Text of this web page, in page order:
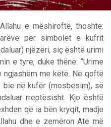
e mëshiroftë, thoshte:
për simbolet e kufrit
njëzëri, siç është urimi
e tyre, duke thënë: “Urime
ngjashëm me këtë. Në qoftë
në kufër (mosbesim), së
rreptësisht. Kjo është
që ia bën kryqit, madje
dhe e zemëron Atë më